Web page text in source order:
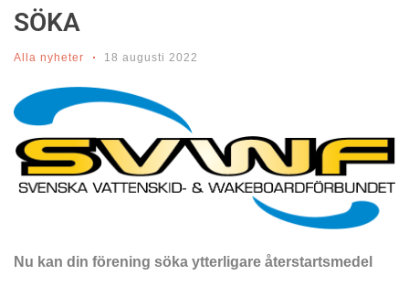
SÖKA
Alla nyheter 18 augusti 2022
Nu kan din förening söka ytterligare återstartsmedel